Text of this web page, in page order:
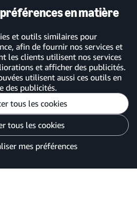
en matière
et outils similaires pour
afin de fournir nos services et
les clients utilisent nos services
et afficher des publicités.
utilisent aussi ces outils en
des publicités.
tous les cookies
tous les cookies
mes préférences
Application mobile Amazon
Business
France
mes préférences
de confidentialité
confidentialité des publicités